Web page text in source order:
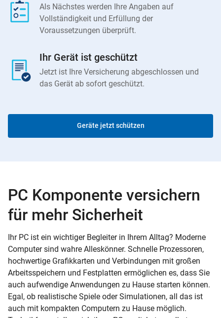
Als Nächstes werden Ihre Angaben auf
Vollständigkeit und Erfüllung der
Voraussetzungen überprüft.
Ihr Gerät ist geschützt
Jetzt ist Ihre Versicherung abgeschlossen und
das Gerät ab sofort geschützt.
Geräte jetzt schützen
PC Komponente versichern
für mehr Sicherheit
Ihr PC ist ein wichtiger Begleiter in Ihrem Alltag? Moderne
Computer sind wahre Alleskönner. Schnelle Prozessoren,
hochwertige Grafikkarten und Verbindungen mit großen
Arbeitsspeichern und Festplatten ermöglichen es, dass Sie
auch aufwendige Anwendungen zu Hause starten können.
Egal, ob realistische Spiele oder Simulationen, all das ist
auch mit kompakten Computern zu Hause möglich.